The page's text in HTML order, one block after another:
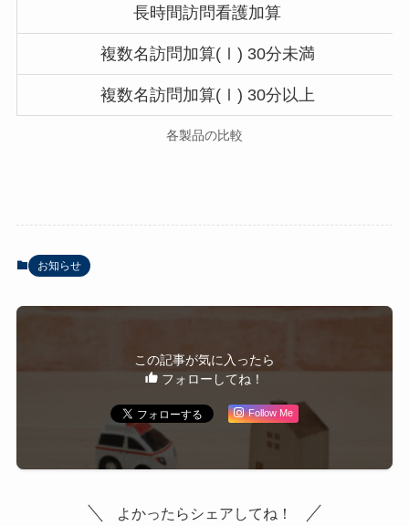
長時間訪問看護加算
複数名訪問加算(Ⅰ) 30分未満
複数名訪問加算(Ⅰ) 30分以上
各製品の比較
お知らせ
この記事が気に入ったら
フォローしてね！
Follow Me
よかったらシェアしてね！